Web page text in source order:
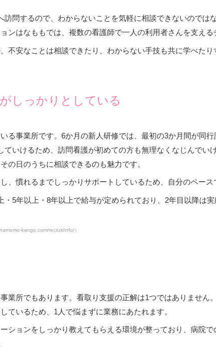
訪問するので、わからないことを気軽に相談できないのでは
ンはなももでは、複数の看護師で一人の利用者さんを支える
不安なことは相談できたり、わからない手技も共に学べた
しっかりとしている
る事業所です。6か月の新人研修では、最初の3か月間が同
ていけるため、訪問看護が初めての方も無理なくなじんでい
の日のうちに相談できるのも魅力です。
、慣れるまでしっかりサポートしているため、自分のペース
・5年以上・8年以上で給与が定められており、2年目以降は
kango.com/recruit/info/）
業所でもあります。看取り支援の正解は1つではありません
ているため、1人で悩まずに業務にあたれます。
ションをしっかり教えてもらえる環境が整っており、病院